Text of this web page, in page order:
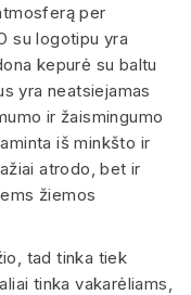
per
su logotipu yra
kepurė su baltu
yra neatsiejamas
ir žaismingumo
iš minkšto ir
atrodo, bet ir
žiemos
tad tinka tiek
tinka vakarėliams,